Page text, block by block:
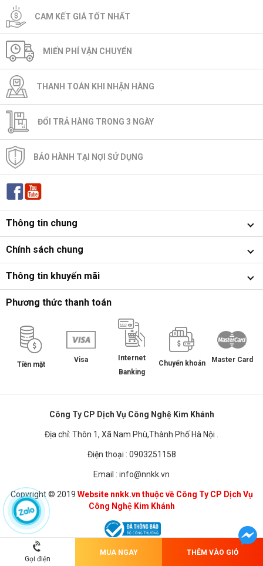
Gọi điện
MUA NGAY THÊM VÀO GIỎ
CAM KẾT GIÁ TỐT NHẤT
MIẾN PHÍ VẬN CHUYỂN
THANH TOÁN KHI NHẬN HÀNG
ĐỔI TRẢ HÀNG TRONG 3 NGÀY
BẢO HÀNH TẠI NỢI SỬ DỤNG
Thông tin chung
Chính sách chung
Thông tin khuyến mãi
Phương thức thanh toán
Tiền mặt
Visa
Internet
Banking
Chuyển khoản Master Card
Công Ty CP Dịch Vụ Công Nghệ Kim Khánh
Địa chỉ: Thôn 1, Xã Nam Phù,Thành Phố Hà Nội .
Điện thoại : 0903251158
Email : info@nnkk.vn
Copyright © 2019 Website nnkk.vn thuộc về Công Ty CP Dịch Vụ
Công Nghệ Kim Khánh
Chuyển sang phiên bản dành cho PC